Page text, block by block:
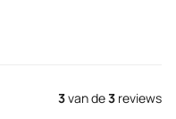
3van de3 reviews